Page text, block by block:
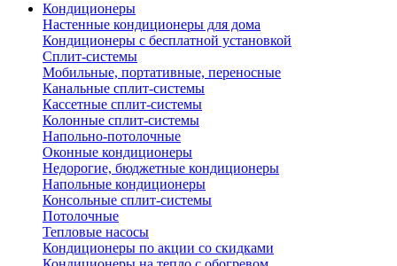
Кондиционеры
Настенные кондиционеры для дома
Кондиционеры с бесплатной установкой
Сплит-системы
Мобильные, портативные, переносные
Канальные сплит-системы
Кассетные сплит-системы
Колонные сплит-системы
Напольно-потолочные
Оконные кондиционеры
Недорогие, бюджетные кондиционеры
Напольные кондиционеры
Консольные сплит-системы
Потолочные
Тепловые насосы
Кондиционеры по акции со скидками